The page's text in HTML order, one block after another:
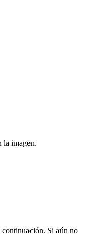
la imagen.
continuación. Si aún no